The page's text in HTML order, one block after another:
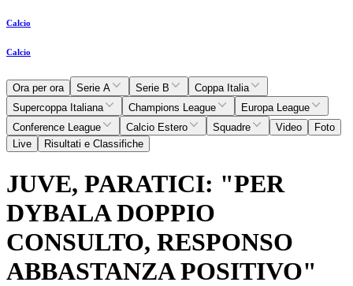
Calcio
Calcio
Ora per ora Serie A Serie B
Coppa Italia
Supercoppa Italiana
Champions League
Europa League
Conference League
Calcio Estero Squadre Video
Foto
Live
Risultati e Classifiche
JUVE, PARATICI: "PER
DYBALA DOPPIO
CONSULTO, RESPONSO
ABBASTANZA POSITIVO"